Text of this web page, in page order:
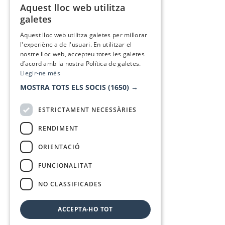
Aquest lloc web utilitza
galetes
Aquest lloc web utilitza galetes per millorar
l'experiència de l'usuari. En utilitzar el
nostre lloc web, accepteu totes les galetes
d’acord amb la nostra Política de galetes.
Llegir-ne més
MOSTRA TOTS ELS SOCIS (1650) →
ESTRICTAMENT NECESSÀRIES
RENDIMENT
ORIENTACIÓ
FUNCIONALITAT
NO CLASSIFICADES
ACCEPTA-HO TOT